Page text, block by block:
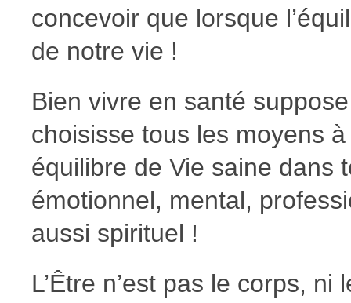
concevoir que lorsque
de notre vie !
Bien vivre en santé
choisisse tous les moyens
équilibre de Vie saine dans
émotionnel, mental,
aussi spirituel !
L’Être n’est pas le corps,